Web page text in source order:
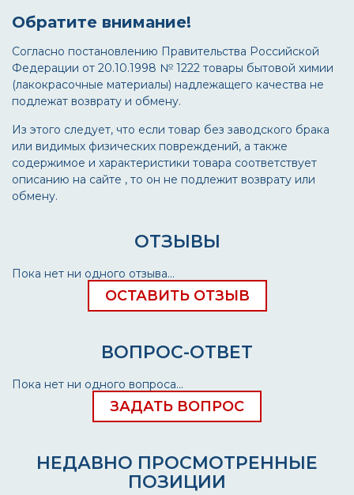
Обратите внимание!
Согласно постановлению Правительства Российской
Федерации от 20.10.1998 № 1222 товары бытовой химии
(лакокрасочные материалы) надлежащего качества не
подлежат возврату и обмену.
Из этого следует, что если товар без заводского брака
или видимых физических повреждений, а также
содержимое и характеристики товара соответствует
описанию на сайте , то он не подлежит возврату или
обмену.
ОТЗЫВЫ
Пока нет ни одного отзыва...
ОСТАВИТЬ ОТЗЫВ
ВОПРОС-ОТВЕТ
Пока нет ни одного вопроса...
ЗАДАТЬ ВОПРОС
НЕДАВНО ПРОСМОТРЕННЫЕ
ПОЗИЦИИ